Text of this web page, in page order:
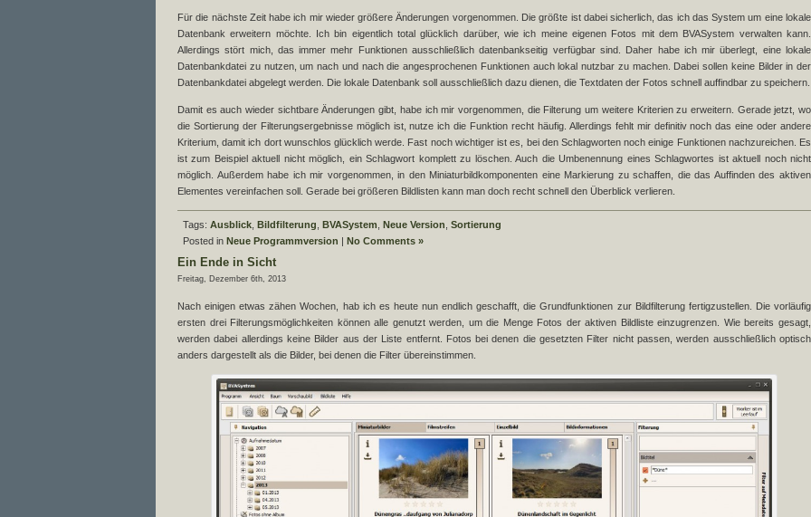
Für die nächste Zeit habe ich mir wieder größere Änderungen vorgenommen. Die größte ist dabei sicherlich, das ich das System um eine lokale
Datenbank erweitern möchte. Ich bin eigentlich total glücklich darüber, wie ich meine eigenen Fotos mit dem BVASystem verwalten kann.
Allerdings stört mich, das immer mehr Funktionen ausschließlich datenbankseitig verfügbar sind. Daher habe ich mir überlegt, eine lokale
Datenbankdatei zu nutzen, um nach und nach die angesprochenen Funktionen auch lokal nutzbar zu machen. Dabei sollen keine Bilder in der
Datenbankdatei abgelegt werden. Die lokale Datenbank soll ausschließlich dazu dienen, die Textdaten der Fotos schnell auffindbar zu speichern.
Damit es auch wieder sichtbare Änderungen gibt, habe ich mir vorgenommen, die Filterung um weitere Kriterien zu erweitern. Gerade jetzt, wo
die Sortierung der Filterungsergebnisse möglich ist, nutze ich die Funktion recht häufig. Allerdings fehlt mir definitiv noch das eine oder andere
Kriterium, damit ich dort wunschlos glücklich werde. Fast noch wichtiger ist es, bei den Schlagworten noch einige Funktionen nachzureichen. Es
ist zum Beispiel aktuell nicht möglich, ein Schlagwort komplett zu löschen. Auch die Umbenennung eines Schlagwortes ist aktuell noch nicht
möglich. Außerdem habe ich mir vorgenommen, in den Miniaturbildkomponenten eine Markierung zu schaffen, die das Auffinden des aktiven
Elementes vereinfachen soll. Gerade bei größeren Bildlisten kann man doch recht schnell den Überblick verlieren.
Tags: Ausblick Bildfilterung BVASystem Neue Version Sortierung
Posted in Neue Programmversion | No Comments »
Ein Ende in Sicht
Freitag, Dezember 6th, 2013
Nach einigen etwas zähen Wochen, hab ich es heute nun endlich geschafft, die Grundfunktionen zur Bildfilterung fertigzustellen. Die vorläufig
ersten drei Filterungsmöglichkeiten können alle genutzt werden, um die Menge Fotos der aktiven Bildliste einzugrenzen. Wie bereits gesagt,
werden dabei allerdings keine Bilder aus der Liste entfernt. Fotos bei denen die gesetzten Filter nicht passen, werden ausschließlich optisch
anders dargestellt als die Bilder, bei denen die Filter übereinstimmen.